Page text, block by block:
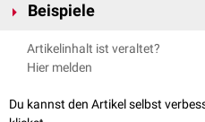
Beispiele
Artikelinhalt ist veraltet?
Hier melden
Du kannst den Artikel selbst